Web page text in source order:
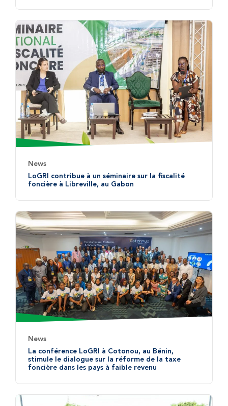
News
LoGRI contribue à un séminaire sur la fiscalité
foncière à Libreville, au Gabon
News
La conférence LoGRI à Cotonou, au Bénin,
stimule le dialogue sur la réforme de la taxe
foncière dans les pays à faible revenu